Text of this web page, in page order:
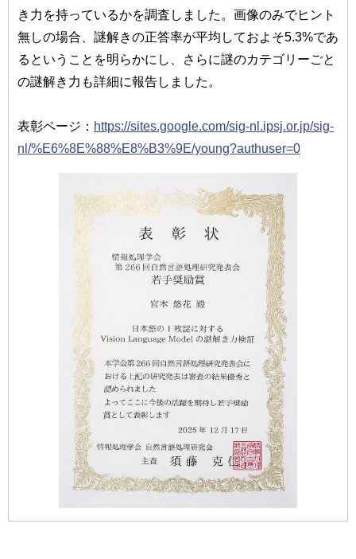
き力を持っているかを調査しました。画像のみでヒント
無しの場合、謎解きの正答率が平均しておよそ5.3%であ
るということを明らかにし、さらに謎のカテゴリーごと
の謎解き力も詳細に報告しました。
表彰ページ： https://sites.google.com/sig-nl.ipsj.or.jp/sig-
nl/%E6%8E%88%E8%B3%9E/young?authuser=0